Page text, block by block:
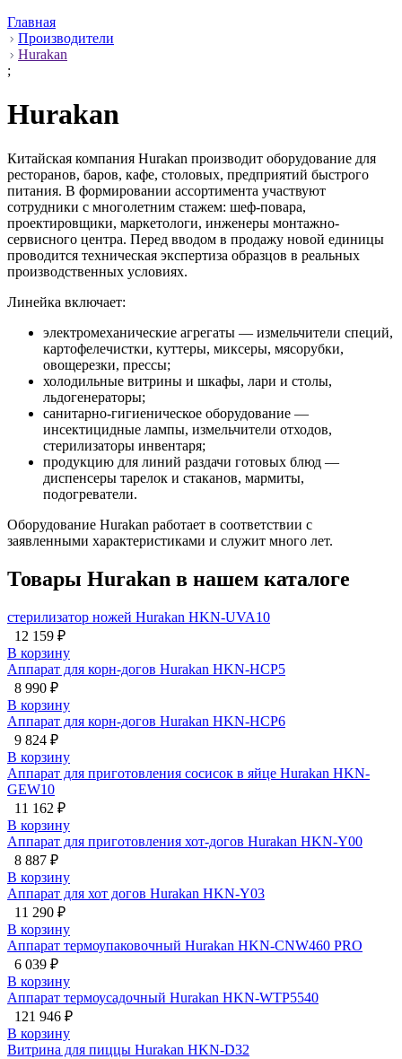
Главная
Производители
Hurakan
;
Hurakan
Китайская компания Hurakan производит оборудование для
ресторанов, баров, кафе, столовых, предприятий быстрого
питания. В формировании ассортимента участвуют
сотрудники с многолетним стажем: шеф-повара,
проектировщики, маркетологи, инженеры монтажно-
сервисного центра. Перед вводом в продажу новой единицы
проводится техническая экспертиза образцов в реальных
производственных условиях.
Линейка включает:
электромеханические агрегаты — измельчители специй,
картофелечистки, куттеры, миксеры, мясорубки,
овощерезки, прессы;
холодильные витрины и шкафы, лари и столы,
льдогенераторы;
санитарно-гигиеническое оборудование —
инсектицидные лампы, измельчители отходов,
стерилизаторы инвентаря;
продукцию для линий раздачи готовых блюд —
диспенсеры тарелок и стаканов, мармиты,
подогреватели.
Оборудование Hurakan работает в соответствии с
заявленными характеристиками и служит много лет.
Товары Hurakan в нашем каталоге
cтерилизатор ножей Hurakan HKN-UVA10
12 159 ₽
В корзину
Аппарат для корн-догов Hurakan HKN-HCP5
8 990 ₽
В корзину
Аппарат для корн-догов Hurakan HKN-HCP6
9 824 ₽
В корзину
Аппарат для приготовления сосисок в яйце Hurakan HKN-
GEW10
11 162 ₽
В корзину
Аппарат для приготовления хот-догов Hurakan HKN-Y00
8 887 ₽
В корзину
Аппарат для хот догов Hurakan HKN-Y03
11 290 ₽
В корзину
Аппарат термоупаковочный Hurakan HKN-CNW460 PRO
6 039 ₽
В корзину
Аппарат термоусадочный Hurakan HKN-WTP5540
121 946 ₽
В корзину
Витрина для пиццы Hurakan HKN-D32